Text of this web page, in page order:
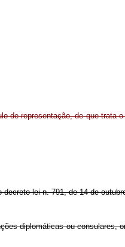
de representação, de que trata
lei n. 791, de 14 de
diplomáticas ou consulares,